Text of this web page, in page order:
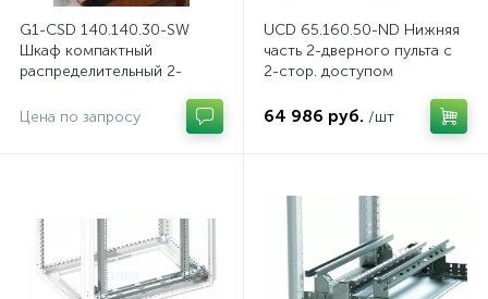
G1-CSD 140.140.30-SW
Шкаф компактный
распределительный 2-
стали, с перемычкой
Цена по запросу
UCD 65.160.50-ND Нижняя
часть 2-дверного пульта с
2-стор. доступом
64 986 руб. /шт